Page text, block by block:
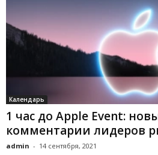
Календарь
1 час до Apple Event:
комментарии лидеров
admin - 14 сентября, 2021